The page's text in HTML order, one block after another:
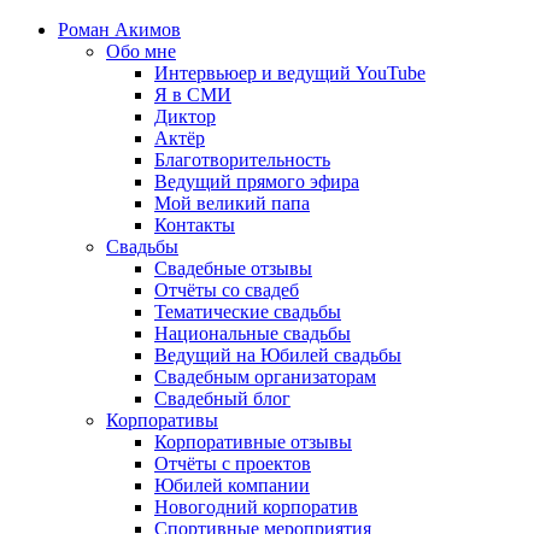
Роман Акимов
Обо мне
Интервьюер и ведущий YouTube
Я в СМИ
Диктор
Актёр
Благотворительность
Ведущий прямого эфира
Мой великий папа
Контакты
Свадьбы
Свадебные отзывы
Отчёты со свадеб
Тематические свадьбы
Национальные свадьбы
Ведущий на Юбилей свадьбы
Свадебным организаторам
Свадебный блог
Корпоративы
Корпоративные отзывы
Отчёты с проектов
Юбилей компании
Новогодний корпоратив
Спортивные мероприятия